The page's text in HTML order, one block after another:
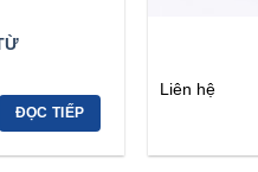
ĐỌC TIẾP
Liên hệ